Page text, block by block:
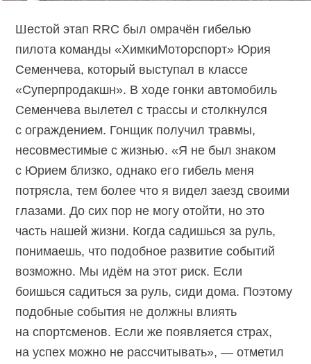
Шестой этап RRC был омрачён гибелью
пилота команды «ХимкиМоторспорт» Юрия
Семенчева, который выступал в классе
«Суперпродакшн». В ходе гонки автомобиль
Семенчева вылетел с трассы и столкнулся
с ограждением. Гонщик получил травмы,
несовместимые с жизнью. «Я не был знаком
с Юрием близко, однако его гибель меня
потрясла, тем более что я видел заезд своими
глазами. До сих пор не могу отойти, но это
часть нашей жизни. Когда садишься за руль,
понимаешь, что подобное развитие событий
возможно. Мы идём на этот риск. Если
боишься садиться за руль, сиди дома. Поэтому
подобные события не должны влиять
на спортсменов. Если же появляется страх,
на успех можно не рассчитывать», — отметил